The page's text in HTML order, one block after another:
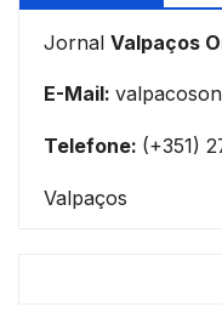
Jornal Valpaços
E-Mail:
Telefone: (+351)
Valpaços